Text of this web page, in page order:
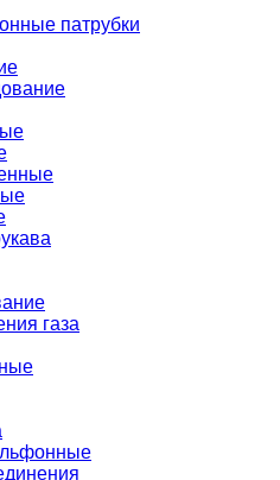
патрубки
газа